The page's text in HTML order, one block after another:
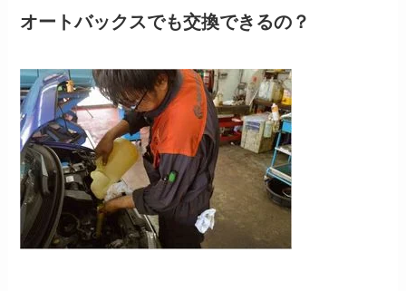
オートバックスでも交換できるの？